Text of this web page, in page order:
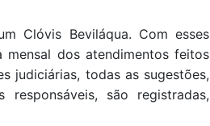
Clóvis Beviláqua. Com esses
dos atendimentos feitos
judiciárias, todas as sugestões,
são registradas,